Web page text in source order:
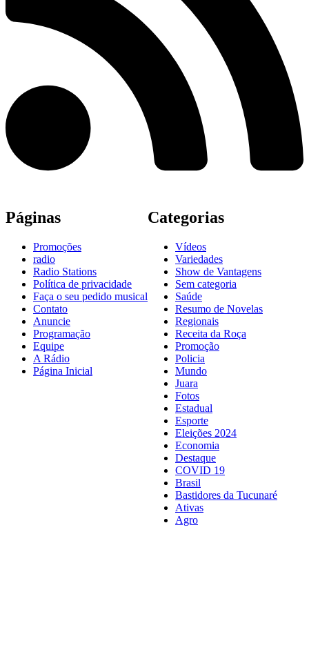
Páginas
Promoções
radio
Radio Stations
Política de privacidade
Faça o seu pedido musical
Contato
Anuncie
Programação
Equipe
A Rádio
Página Inicial
Categorias
Vídeos
Variedades
Show de Vantagens
Sem categoria
Saúde
Resumo de Novelas
Regionais
Receita da Roça
Promoção
Policia
Mundo
Juara
Fotos
Estadual
Esporte
Eleições 2024
Economia
Destaque
COVID 19
Brasil
Bastidores da Tucunaré
Ativas
Agro